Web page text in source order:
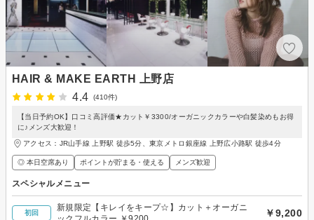
HAIR & MAKE EARTH 上野店
4.4
(410件)
【当日予約OK】口コミ高評価★カット￥3300/オーガニックカラーや白髪染めもお得
に♪メンズ大歓迎！
アクセス：JR山手線 上野駅 徒歩5分、東京メトロ銀座線 上野広小路駅 徒歩4分
◎ 本日空席あり ポイントが貯まる・使える メンズ歓迎
スペシャルメニュー
初回
新規限定【キレイをキープ☆】カット＋オーガニ
￥9,200